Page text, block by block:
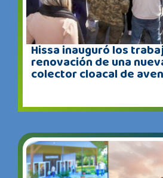
Hissa inauguró los
renovación de una
colector cloacal de